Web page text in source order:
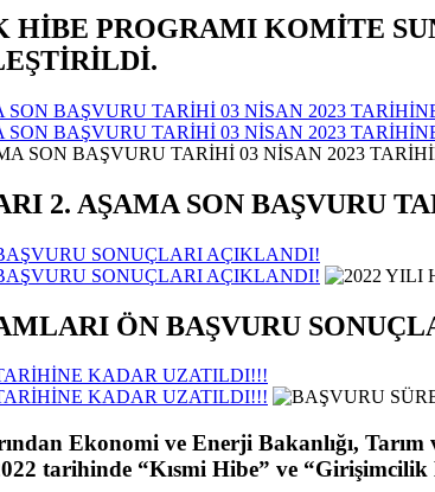
PROGRAMI KOMİTE
SON BAŞVURU TARİHİ 03 NİSAN 2023
SON BAŞVURU TARİHİ 03 NİSAN 2023
2. AŞAMA SON BAŞVURU
SONUÇLARI AÇIKLANDI!
SONUÇLARI AÇIKLANDI!
ÖN BAŞVURU
KADAR UZATILDI!!!
KADAR UZATILDI!!!
Ekonomi ve Enerji Bakanlığı,
tarihinde “Kısmi Hibe” ve “Girişimcilik